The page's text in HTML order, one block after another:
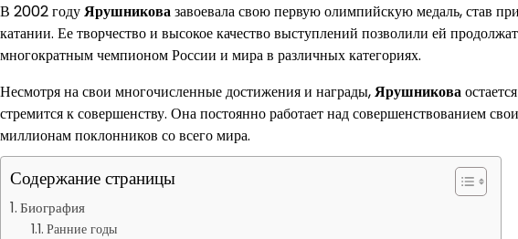
В 2002 годуЯрушниковазавоевала свою первую олимпийскую медаль, став
катании. Ее творчество и высокое качество выступлений позволили ей
многократным чемпионом России и мира в различных категориях.
Несмотря на свои многочисленные достижения и награды,Ярушникова
стремится к совершенству. Она постоянно работает над совершенствованием
миллионам поклонников со всего мира.
Содержание страницы
Биография
Ранние годы